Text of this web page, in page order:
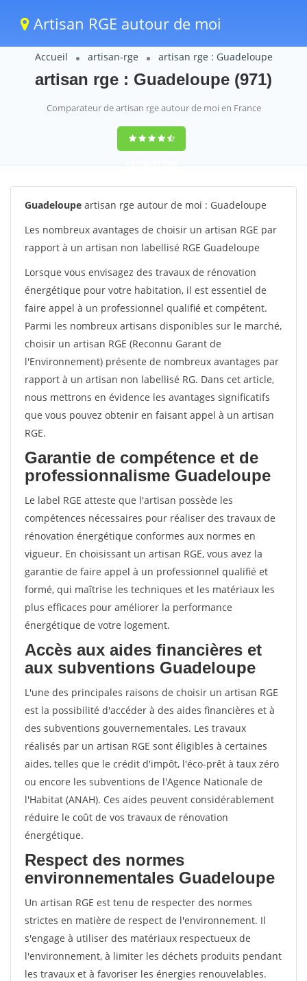
Artisan RGE autour de moi
Accueil artisan-rge artisan rge : Guadeloupe
artisan rge : Guadeloupe (971)
Comparateur de artisan rge autour de moi en France
9,6(100%)1388
votes
Guadeloupe artisan rge autour de moi : Guadeloupe
Les nombreux avantages de choisir un artisan RGE par
rapport à un artisan non labellisé RGE Guadeloupe
Lorsque vous envisagez des travaux de rénovation
énergétique pour votre habitation, il est essentiel de
faire appel à un professionnel qualifié et compétent.
Parmi les nombreux artisans disponibles sur le marché,
choisir un artisan RGE (Reconnu Garant de
l'Environnement) présente de nombreux avantages par
rapport à un artisan non labellisé RG. Dans cet article,
nous mettrons en évidence les avantages significatifs
que vous pouvez obtenir en faisant appel à un artisan
RGE.
Garantie de compétence et de
professionnalisme Guadeloupe
Le label RGE atteste que l'artisan possède les
compétences nécessaires pour réaliser des travaux de
rénovation énergétique conformes aux normes en
vigueur. En choisissant un artisan RGE, vous avez la
garantie de faire appel à un professionnel qualifié et
formé, qui maîtrise les techniques et les matériaux les
plus efficaces pour améliorer la performance
énergétique de votre logement.
Accès aux aides financières et
aux subventions Guadeloupe
L'une des principales raisons de choisir un artisan RGE
est la possibilité d'accéder à des aides financières et à
des subventions gouvernementales. Les travaux
réalisés par un artisan RGE sont éligibles à certaines
aides, telles que le crédit d'impôt, l'éco-prêt à taux zéro
ou encore les subventions de l'Agence Nationale de
l'Habitat (ANAH). Ces aides peuvent considérablement
réduire le coût de vos travaux de rénovation
énergétique.
Respect des normes
environnementales Guadeloupe
Un artisan RGE est tenu de respecter des normes
strictes en matière de respect de l'environnement. Il
s'engage à utiliser des matériaux respectueux de
l'environnement, à limiter les déchets produits pendant
les travaux et à favoriser les énergies renouvelables.